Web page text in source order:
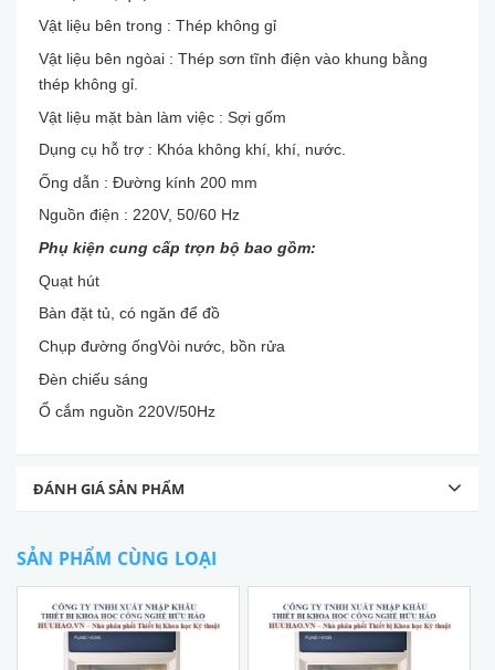
Vật liệu bên trong : Thép không gỉ
Vật liệu bên ngòai : Thép sơn tĩnh điện vào khung bằng
thép không gỉ.
Vật liệu mặt bàn làm việc : Sợi gốm
Dụng cụ hỗ trợ : Khóa không khí, khí, nước.
Ống dẫn : Đường kính 200 mm
Nguồn điện : 220V, 50/60 Hz
Phụ kiện cung cấp trọn bộ bao gồm:
Quạt hút
Bàn đặt tủ, có ngăn để đồ
Chụp đường ốngVòi nước, bồn rửa
Đèn chiếu sáng
Ổ cắm nguồn 220V/50Hz
ĐÁNH GIÁ SẢN PHẨM
SẢN PHẨM CÙNG LOẠI